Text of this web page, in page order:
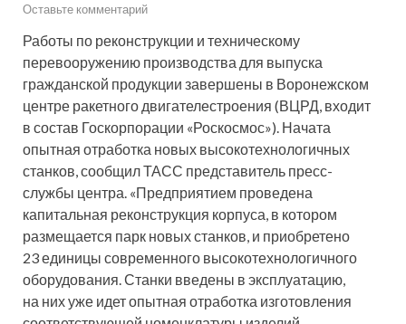
Оставьте комментарий
Работы по реконструкции и техническому
перевооружению производства для выпуска
гражданской продукции завершены в Воронежском
центре ракетного двигателестроения (ВЦРД, входит
в состав Госкорпорации «Роскосмос»). Начата
опытная отработка новых высокотехнологичных
станков, сообщил ТАСС представитель пресс-
службы центра. «Предприятием проведена
капитальная реконструкция корпуса, в котором
размещается парк новых станков, и приобретено
23 единицы современного высокотехнологичного
оборудования. Станки введены в эксплуатацию,
на них уже идет опытная отработка изготовления